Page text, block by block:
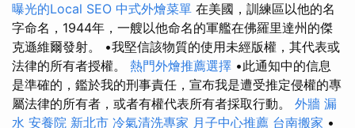
曝光的Local SEO 中式外燴菜單 在美國，訓練區以他的名
字命名，1944年，一艘以他命名的軍艦在佛羅里達州的傑
克遜維爾發射。 •我堅信該物質的使用未經版權，其代表或
法律的所有者授權。 熱門外燴推薦選擇 •此通知中的信息
是準確的，鑑於我的刑事責任，宣布我是遭受推定侵權的專
屬法律的所有者，或者有權代表所有者採取行動。 外牆 漏
水 安養院 新北市 冷氣清洗專家 月子中心推薦 台南搬家 •